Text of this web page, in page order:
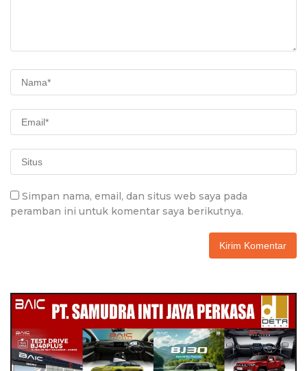
Simpan nama, email, dan situs web saya pada
peramban ini untuk komentar saya berikutnya.